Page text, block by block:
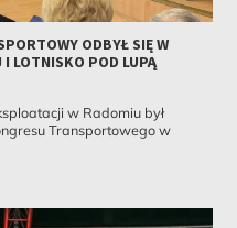
ODBYŁ SIĘ W
LOTNISKO POD LUPĄ
w Radomiu był
Transportowego w